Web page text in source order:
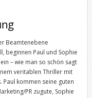
Beamtenebene
beginnen Paul und Sophie
– wie man so schön sagt
veritablen Thriller mit
Paul kommen seine guten
PR zugute, Sophie